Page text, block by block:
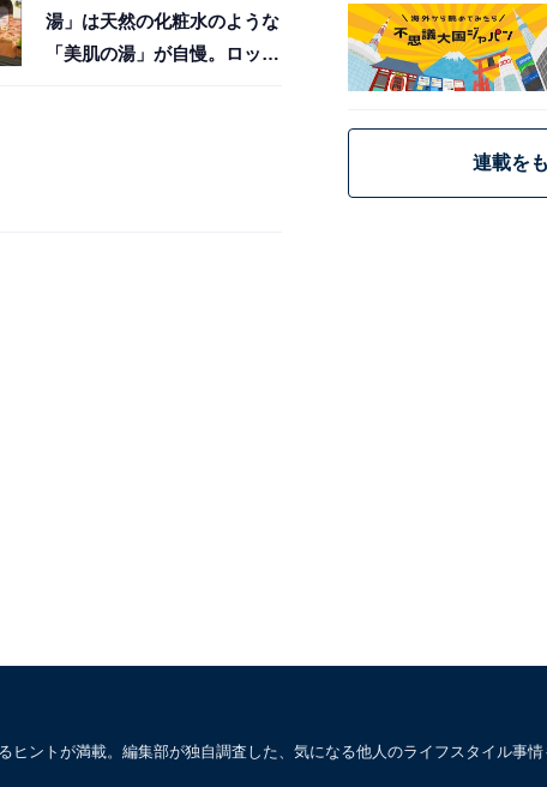
湯」は天然の化粧水のような
「美肌の湯」が自慢。ロッキ
連載を
ントが満載。編集部が独自調査した、気になる他人のライフスタイル事情